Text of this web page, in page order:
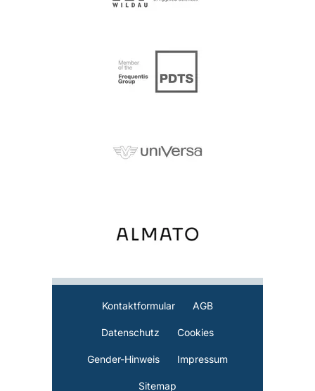
Kontaktformular AGB
Datenschutz Cookies
Gender-Hinweis Impressum
Sitemap